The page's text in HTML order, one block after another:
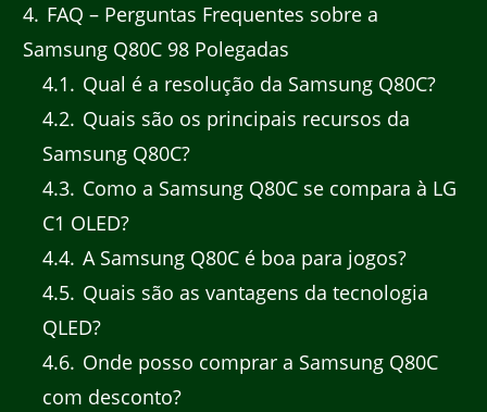
4 FAQ – Perguntas Frequentes sobre a
Samsung Q80C 98 Polegadas
4.1
Qual é a resolução da Samsung Q80C?
4.2 Quais são os principais recursos da
Samsung Q80C?
4.3 Como a Samsung Q80C se compara à LG
C1 OLED?
4.4 A Samsung Q80C é boa para jogos?
4.5 Quais são as vantagens da tecnologia
QLED?
4.6 Onde posso comprar a Samsung Q80C
com desconto?